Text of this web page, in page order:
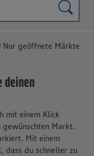
Nur geöffnete Märkte
deinen
mit einem Klick
Markt.
Mit einem
dass du schneller zu